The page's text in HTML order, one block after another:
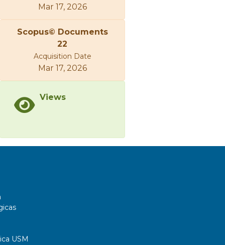
Mar 17, 2026
Scopus© Documents
22
Acquisition Date
Mar 17, 2026
Views
USM